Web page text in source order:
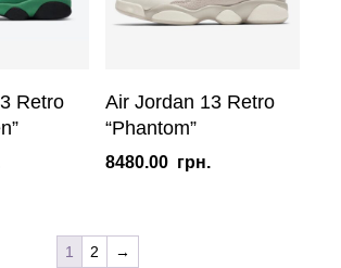
Retro
Air Jordan 13 Retro
“Phantom”
8480.00 грн.
1 2 →